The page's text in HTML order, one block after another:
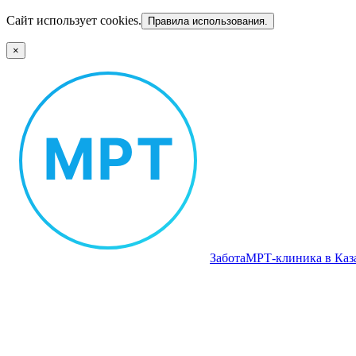
Сайт использует cookies. Правила использования.
×
ЗаботаМРТ‑клиника в